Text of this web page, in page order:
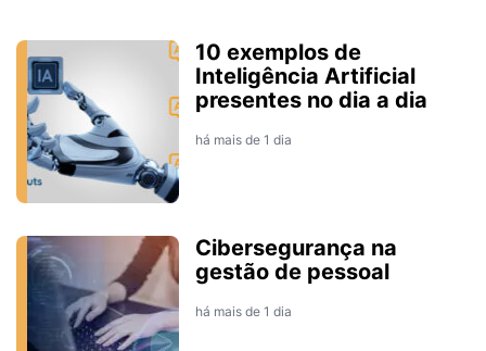
10 exemplos de
Inteligência Artificial
presentes no dia a dia
há mais de 1 dia
Cibersegurança na
gestão de pessoal
há mais de 1 dia